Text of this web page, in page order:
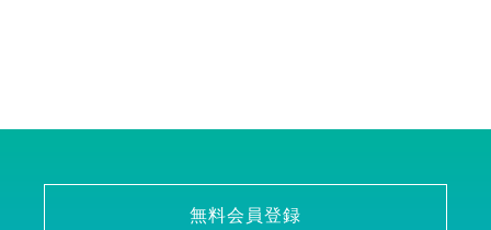
無料会員登録